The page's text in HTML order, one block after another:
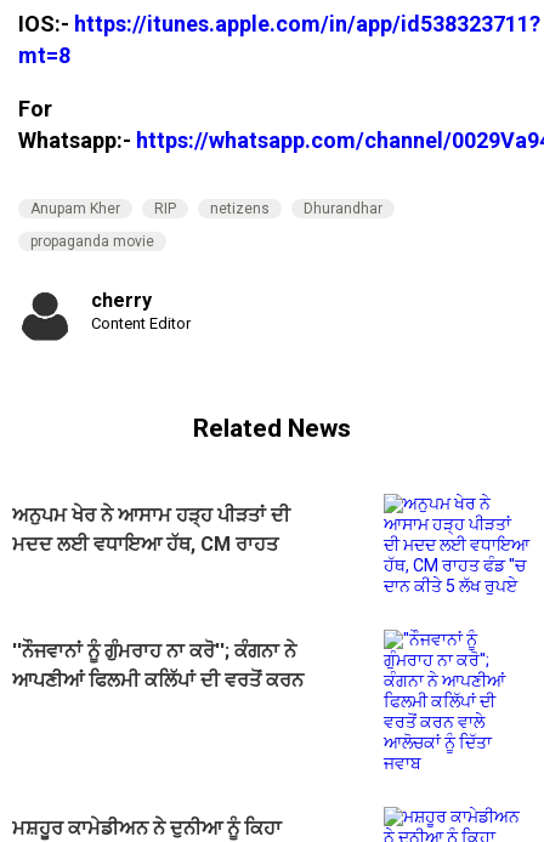
IOS:- https://itunes.apple.com/in/app/id538323711?
mt=8
For
Whatsapp:- https://whatsapp.com/channel/
Anupam Kher RIP netizens
Dhurandhar
propaganda movie
cherry
Content Editor
Related News
ਅਨੁਪਮ ਖੇਰ ਨੇ ਆਸਾਮ ਹੜ੍ਹ ਪੀੜਤਾਂ ਦੀ
ਮਦਦ ਲਈ ਵਧਾਇਆ ਹੱਥ, CM ਰਾਹਤ
''ਨੌਜਵਾਨਾਂ ਨੂੰ ਗੁੰਮਰਾਹ ਨਾ ਕਰੋ''; ਕੰਗਨਾ ਨੇ
ਆਪਣੀਆਂ ਫਿਲਮੀ ਕਲਿੱਪਾਂ ਦੀ ਵਰਤੋਂ ਕਰਨ
ਮਸ਼ਹੂਰ ਕਾਮੇਡੀਅਨ ਨੇ ਦੁਨੀਆ ਨੂੰ ਕਿਹਾ